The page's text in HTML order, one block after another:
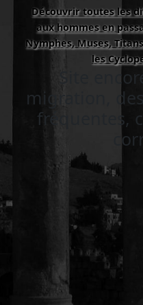
Découvrir toutes les
aux hommes en
Nymphes, Muses,
les
Site
migration,
fréquentes,